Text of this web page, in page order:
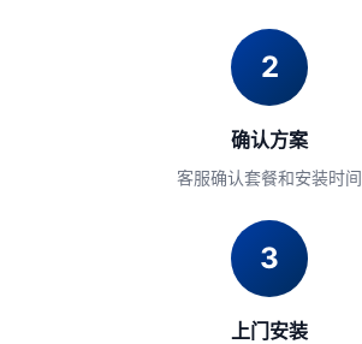
2
确认方案
客服确认套餐和安装时间
3
上门安装